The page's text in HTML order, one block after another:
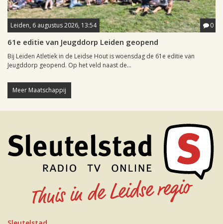
Leiden, 6 augustus 2026, 13:54 0
61e editie van Jeugddorp Leiden geopend
Bij Leiden Atletiek in de Leidse Hout is woensdag de 61e editie van
Jeugddorp geopend. Op het veld naast de...
Meer Maatschappij